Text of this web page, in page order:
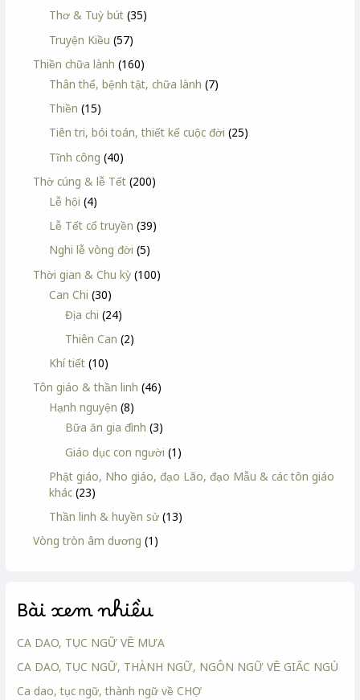
Thơ & Tuỳ bút (35)
Truyện Kiều (57)
Thiền chữa lành (160)
Thân thể, bệnh tật, chữa lành (7)
Thiền (15)
Tiên tri, bói toán, thiết kế cuộc đời (25)
Tĩnh công (40)
Thờ cúng & lễ Tết (200)
Lễ hội (4)
Lễ Tết cổ truyền (39)
Nghi lễ vòng đời (5)
Thời gian & Chu kỳ (100)
Can Chi (30)
Địa chi (24)
Thiên Can (2)
Khí tiết (10)
Tôn giáo & thần linh (46)
Hạnh nguyện (8)
Bữa ăn gia đình (3)
Giáo dục con người (1)
Phật giáo, Nho giáo, đạo Lão, đạo Mẫu & các tôn giáo
khác (23)
Thần linh & huyền sử (13)
Vòng tròn âm dương (1)
Bài xem nhiều
CA DAO, TỤC NGỮ VỀ MƯA
CA DAO, TỤC NGỮ, THÀNH NGỮ, NGÔN NGỮ VỀ GIẤC NGỦ
Ca dao, tục ngữ, thành ngữ về CHỢ